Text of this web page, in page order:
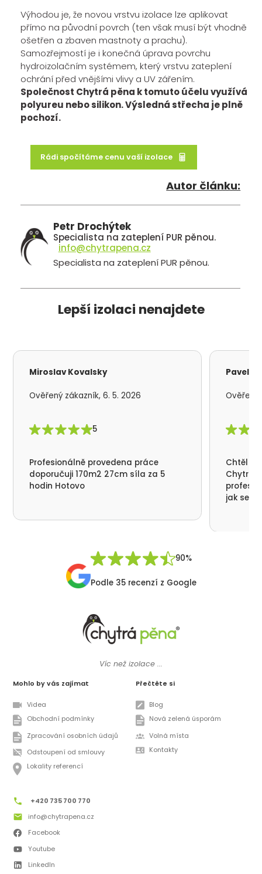
Výhodou je, že novou vrstvu izolace lze aplikovat
přímo na původní povrch (ten však musí být vhodně
ošetřen a zbaven mastnoty a prachu).
Samozřejmostí je i konečná úprava povrchu
hydroizolačním systémem, který vrstvu zateplení
ochrání před vnějšími vlivy a UV zářením.
Společnost Chytrá pěna k tomuto účelu využívá
polyureu nebo silikon. Výsledná střecha je plně
pochozí.
Rádi spočítáme cenu vaší izolace
Autor článku:
Petr Drochýtek
Specialista na zateplení PUR pěnou.
info@chytrapena.cz
Specialista na zateplení PUR pěnou.
Lepší izolaci nenajdete
Miroslav Kovalsky
Ověřený zákazník, 6. 5. 2026
5
Profesionálně provedena práce
doporučuji 170m2 27cm síla za 5
hodin Hotovo
Pavel
Ověřený
Chtěl
Chytrá
jak se
90%
Podle 35 recenzí z Google
Víc než izolace ...
Mohlo by vás zajímat
Videa
Obchodní podmínky
Zpracování osobních údajů
Odstoupení od smlouvy
Lokality referencí
Přečtěte si
Blog
Nová zelená úsporám
Volná místa
Kontakty
+420 735 700 770
info@chytrapena.cz
Facebook
Youtube
LinkedIn